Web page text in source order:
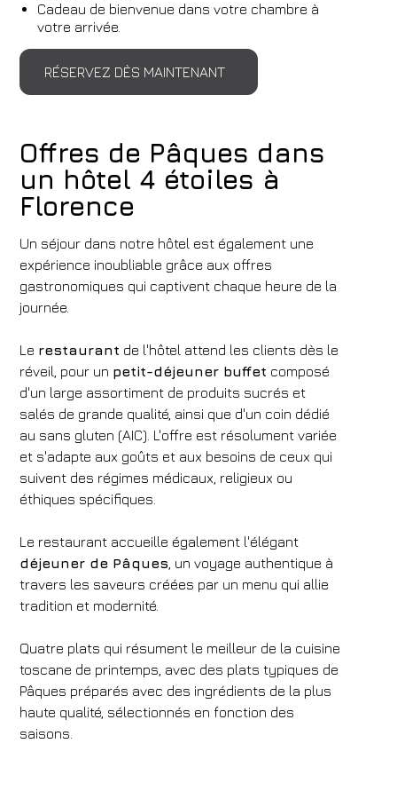
Cadeau de bienvenue dans votre chambre à
votre arrivée.
RÉSERVEZ DÈS MAINTENANT
Offres de Pâques dans
un hôtel 4 étoiles à
Florence
Un séjour dans notre hôtel est également une
expérience inoubliable grâce aux offres
gastronomiques qui captivent chaque heure de la
journée.
Le restaurant de l'hôtel attend les clients dès le
réveil, pour un petit-déjeuner buffet composé
d'un large assortiment de produits sucrés et
salés de grande qualité, ainsi que d'un coin dédié
au sans gluten (AIC). L'offre est résolument variée
et s'adapte aux goûts et aux besoins de ceux qui
suivent des régimes médicaux, religieux ou
éthiques spécifiques.
Le restaurant accueille également l'élégant
déjeuner de Pâques , un voyage authentique à
travers les saveurs créées par un menu qui allie
tradition et modernité.
Quatre plats qui résument le meilleur de la cuisine
toscane de printemps, avec des plats typiques de
Pâques préparés avec des ingrédients de la plus
haute qualité, sélectionnés en fonction des
saisons.